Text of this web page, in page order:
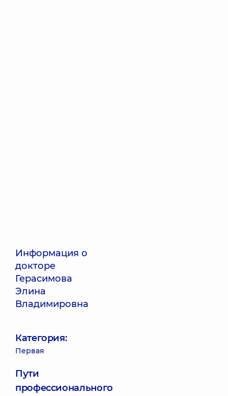
Информация о
докторе
Герасимова
Элина
Владимировна
Категория:
Первая
Пути
профессионального